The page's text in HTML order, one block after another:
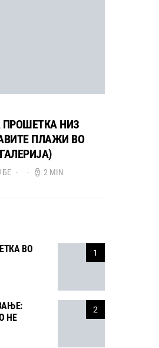
НИЗ
ПЛАЖИ ВО
БЕ 2 MIN
1
ВО
2
НЕ